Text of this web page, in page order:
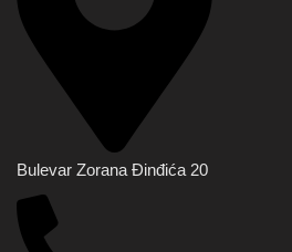
Bulevar Zorana Đinđića 20